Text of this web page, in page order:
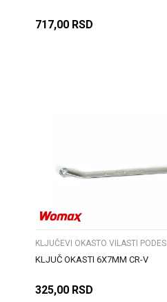
717,00 RSD
UPOREDI
KLJUČEVI OKASTO VILASTI PODES
KLJUČ OKASTI 6X7MM CR-V
325,00 RSD